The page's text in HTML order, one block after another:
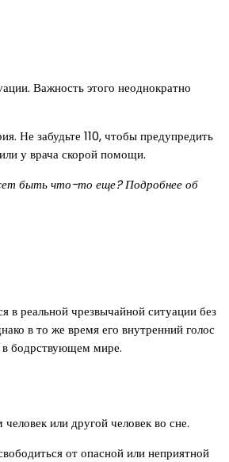
Важность этого неоднократно
Не забудьте 110, чтобы предупредить
у врача скорой помощи.
быть что-то еще? Подробнее об
в реальной чрезвычайной ситуации без
в то же время его внутренний голос
в бодрствующем мире.
или другой человек во сне.
от опасной или неприятной